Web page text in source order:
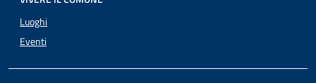
Luoghi
Eventi